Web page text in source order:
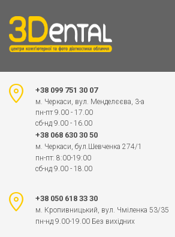
+38 099 751 30 07
м. Черкаси, вул. Менделєєва, 3-а
пн-пт 9.00 - 17.00
сб-нд 9.00 - 16.00
+38 068 630 30 50
м. Черкаси, бул.Шевченка 274/1
пн-пт: 8:00-19:00
сб-нд 9.00 - 18.00
+38 050 618 33 30
м. Кропивницький, вул. Чміленка 53/35
пн-нд 9.00-19.00 Без вихідних